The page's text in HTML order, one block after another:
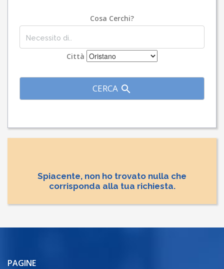
Cosa Cerchi?
Città
CERCA
Spiacente, non ho trovato nulla che
corrisponda alla tua richiesta.
PAGINE